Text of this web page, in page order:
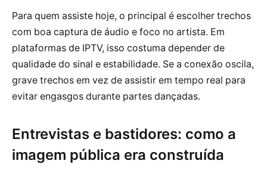
Para quem assiste hoje, o principal é escolher trechos
com boa captura de áudio e foco no artista. Em
plataformas de IPTV, isso costuma depender de
qualidade do sinal e estabilidade. Se a conexão oscila,
grave trechos em vez de assistir em tempo real para
evitar engasgos durante partes dançadas.
Entrevistas e bastidores: como a
imagem pública era construída